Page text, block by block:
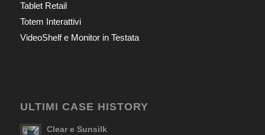
Tablet Retail
Totem Interattivi
VideoShelf e Monitor in Testata
ULTIMI CASE HISTORY
Clear e Sunsilk